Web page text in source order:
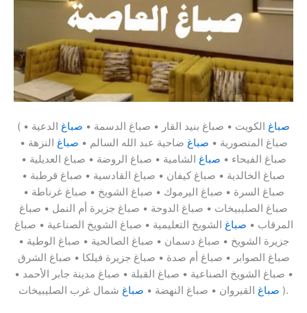
( صباغ الكويت • صباغ بنيد القار • صباغ الدسمة • صباغ الدعية •
صباغ المنصورية • صباغ ضاحية عبد الله السالم • صباغ النزهة •
صباغ الفيحاء • صباغ الشامية • صباغ الروضة • صباغ العديلية •
صباغ الخالدية • صباغ كيفان • صباغ القادسية • صباغ قرطبة •
صباغ السرة • صباغ اليرموك • صباغ الشويخ • صباغ غرناطة •
صباغ الصليبيخات • صباغ الدوحة • صباغ جزيرة أم النمل • صباغ
المرقاب • صباغ الشويخ التعليمية • صباغ الشويخ الصناعية • صباغ
جزيرة الشويخ • صباغ دسمان • صباغ الصالحية • صباغ الوطية •
صباغ الصوابر • صباغ أم صدة • صباغ جزيرة فيلكا • صباغ الشرق
• صباغ الشويخ الصناعية • صباغ القبلة • صباغ مدينة جابر الأحمد •
صباغ القيروان • صباغ النهضة • صباغ شمال غرب الصليبيخات ).